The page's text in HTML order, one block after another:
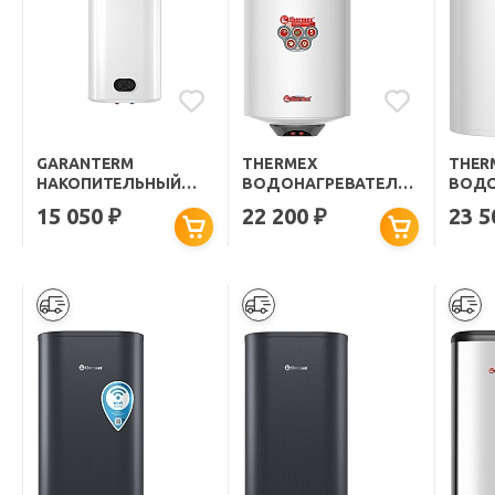
GARANTERM
НАКОПИТЕЛЬНЫЙ
FLAT 50 V
(ВЕРТИКАЛЬНЫЙ)
15 050₽
THERMEX
ВОДОНАГРЕВАТЕЛЬ
THERMO 50 V SLIM
22 200₽ 23